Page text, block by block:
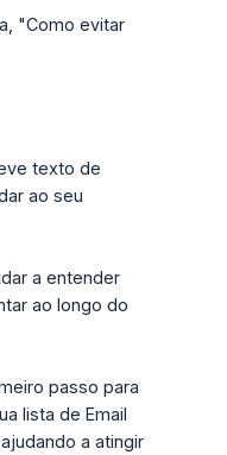
"Como evitar
texto de
ao seu
a entender
ao longo do
passo para
lista de Email
a atingir